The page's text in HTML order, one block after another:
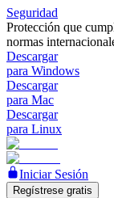
Seguridad
Protección que
normas
Descargar
para Windows
Descargar
para Mac
Descargar
para Linux
Iniciar Sesión
Regístrese gratis